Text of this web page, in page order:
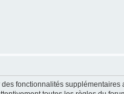
fonctionnalités supplémentaires